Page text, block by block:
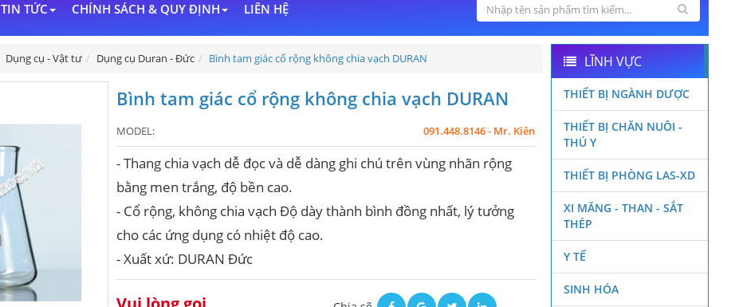
TIN TỨC CHÍNH SÁCH & QUY ĐỊNH LIÊN HỆ
Dụng cụ - Vật tư Dụng cụ Duran - Đức Bình tam giác cổ rộng không chia vạch DURAN
Bình tam giác cổ rộng không chia vạch DURAN
MODEL: 091.448.8146 - Mr. Kiên
- Thang chia vạch dễ đọc và dễ dàng ghi chú trên vùng nhãn rộng
bằng men trắng, độ bền cao.
- Cổ rộng, không chia vạch Độ dày thành bình đồng nhất, lý tưởng
cho các ứng dụng có nhiệt độ cao.
- Xuất xứ: DURAN Đức
LĨNH VỰC
THIẾT BỊ NGÀNH DƯỢC
THIẾT BỊ CHĂN NUÔI -
THÚ Y
THIẾT BỊ PHÒNG LAS-XD
XI MĂNG - THAN - SẮT
THÉP
Y TẾ
SINH HÓA